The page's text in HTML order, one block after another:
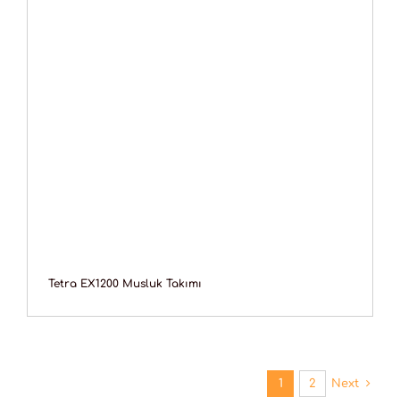
Tetra EX1200 Musluk Takımı
1 2 Next